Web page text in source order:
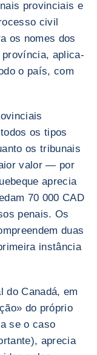
provinciais e
civil
os nomes dos
aplica-
o país, com
os tipos
os tribunais
valor — por
aprecia
70 000 CAD
penais. Os
duas
instância
do Canadá, em
do próprio
se o caso
aprecia